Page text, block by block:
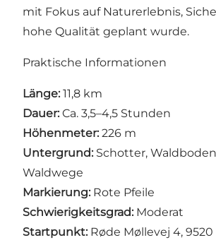
mit Fokus auf Naturerlebnis,
hohe Qualität geplant wurde.
Praktische Informationen
Länge: 11,8 km
Dauer: Ca. 3,5–4,5 Stunden
Höhenmeter: 226 m
Untergrund: Schotter,
Waldwege
Markierung: Rote Pfeile
Schwierigkeitsgrad: Moderat
Startpunkt: Røde Møllevej 4,